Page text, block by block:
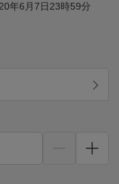
年6月7日23時59分